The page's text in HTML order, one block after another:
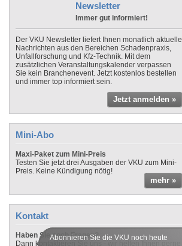
Newsletter
Immer gut informiert!
Der VKU Newsletter liefert Ihnen monatlich aktuelle
Nachrichten aus den Bereichen Schadenpraxis,
Unfallforschung und Kfz-Technik. Mit dem
zusätzlichen Veranstaltungskalender verpassen
Sie kein Branchenevent. Jetzt kostenlos bestellen
und immer top informiert sein.
Jetzt anmelden »
Mini-Abo
Maxi-Paket zum Mini-Preis
Testen Sie jetzt drei Ausgaben der VKU zum Mini-
Preis. Keine Kündigung nötig!
mehr »
Kontakt
Haben Sie noch Fragen?
Dann kontaktieren Sie uns - wir helfen Ihnen gerne
Abonnieren Sie die VKU noch heute